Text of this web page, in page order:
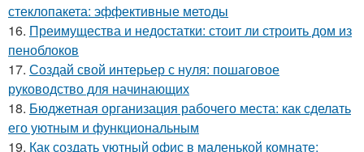
стеклопакета: эффективные методы
16. Преимущества и недостатки: стоит ли строить дом из
пеноблоков
17. Создай свой интерьер с нуля: пошаговое
руководство для начинающих
18. Бюджетная организация рабочего места: как сделать
его уютным и функциональным
19. Как создать уютный офис в маленькой комнате: